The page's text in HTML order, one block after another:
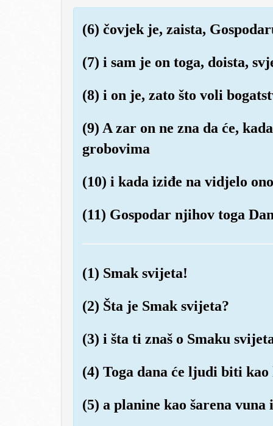
(6) čovjek je, zaista,
(7) i sam je on toga, doista,
(8) i on je, zato što voli
(9) A zar on ne zna da će,
grobovima
(10) i kada iziđe na vidjelo
(11) Gospodar njihov toga
(1) Smak svijeta!
(2) Šta je Smak svijeta?
(3) i šta ti znaš o Smaku
(4) Toga dana će ljudi biti
(5) a planine kao šarena vuna